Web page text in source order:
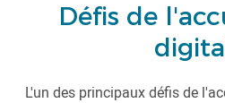
Défis de
L'un des principaux défis de